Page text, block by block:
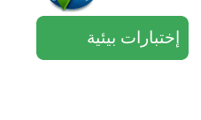
إختبارات بيئية